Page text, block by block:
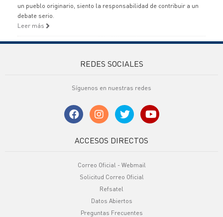
un pueblo originario, siento la responsabilidad de contribuir a un
debate serio.
Leer más
REDES SOCIALES
Síguenos en nuestras redes
ACCESOS DIRECTOS
Correo Oficial - Webmail
Solicitud Correo Oficial
Refsatel
Datos Abiertos
Preguntas Frecuentes